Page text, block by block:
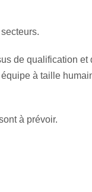
de qualification et
à taille
à prévoir.